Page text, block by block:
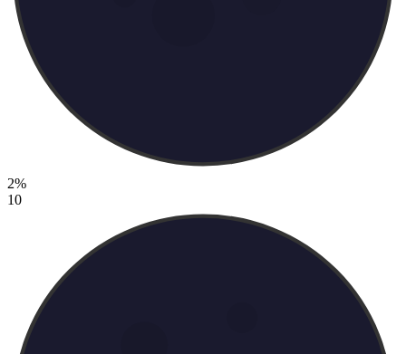
2%
10